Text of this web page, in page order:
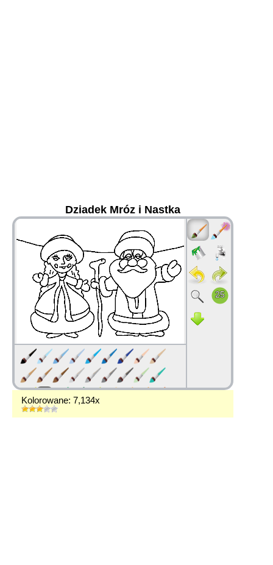
Dziadek Mróz i Nastka
Kolorowane: 7,134x